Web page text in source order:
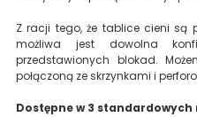
Z racji tego, że tablice cieni są
możliwa jest dowolna
przedstawionych blokad.
połączoną ze skrzynkami i
Dostępne w 3